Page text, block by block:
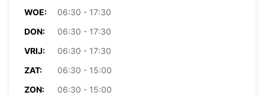
WOE:
06:30 - 17:30
DON:
06:30 - 17:30
VRIJ:
06:30 - 17:30
ZAT:
06:30 - 15:00
ZON:
06:30 - 15:00